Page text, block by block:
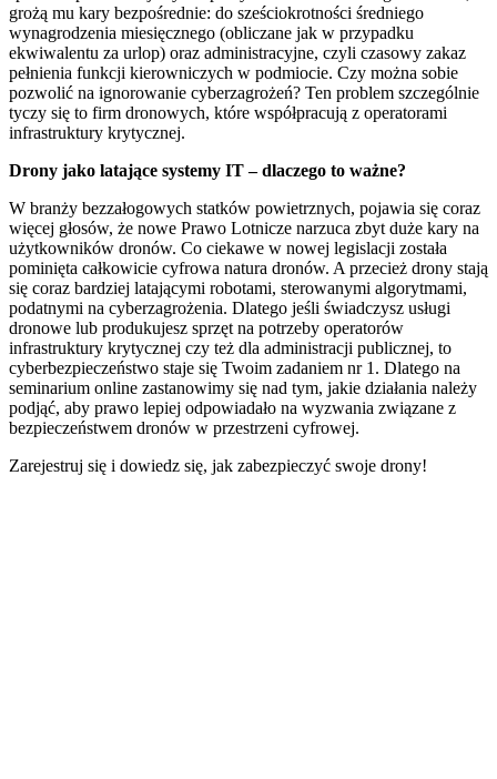
grożą mu kary bezpośrednie: do sześciokrotności średniego
wynagrodzenia miesięcznego (obliczane jak w przypadku
ekwiwalentu za urlop) oraz administracyjne, czyli czasowy zakaz
pełnienia funkcji kierowniczych w podmiocie. Czy można sobie
pozwolić na ignorowanie cyberzagrożeń? Ten problem szczególnie
tyczy się to firm dronowych, które współpracują z operatorami
infrastruktury krytycznej.
Drony jako latające systemy IT – dlaczego to ważne?
W branży bezzałogowych statków powietrznych, pojawia się coraz
więcej głosów, że nowe Prawo Lotnicze narzuca zbyt duże kary na
użytkowników dronów. Co ciekawe w nowej legislacji została
pominięta całkowicie cyfrowa natura dronów. A przecież drony stają
się coraz bardziej latającymi robotami, sterowanymi algorytmami,
podatnymi na cyberzagrożenia. Dlatego jeśli świadczysz usługi
dronowe lub produkujesz sprzęt na potrzeby operatorów
infrastruktury krytycznej czy też dla administracji publicznej, to
cyberbezpieczeństwo staje się Twoim zadaniem nr 1. Dlatego na
seminarium online zastanowimy się nad tym, jakie działania należy
podjąć, aby prawo lepiej odpowiadało na wyzwania związane z
bezpieczeństwem dronów w przestrzeni cyfrowej.
Zarejestruj się i dowiedz się, jak zabezpieczyć swoje drony!